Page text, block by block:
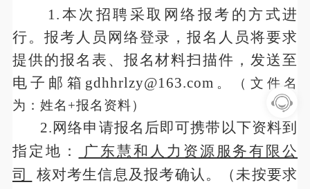
1.本次招聘采取网络报考的方式进
行。报考人员网络登录，报名人员将要求
提供的报名表、报名材料扫描件，发送至
电子邮箱gdhhrlzy@163.com 。（文件名
为：姓名 +报名资料）
2.网络申请报名后即可携带以下资料到
指定地：
广东慧和人力资源服务有限公
司
核对考生信息及报考确认。（未按要求